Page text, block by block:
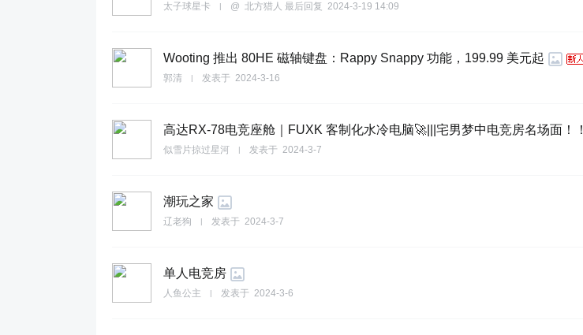
太子球星卡 @ 北方猎人 最后回复 2024-3-19 14:09
Wooting 推出 80HE 磁轴键盘：Rappy Snappy 功能，199.99 美元起
郭清 发表于 2024-3-16
高达RX-78电竞座舱｜FUXK 客制化水冷电脑🚀|||宅男梦中电竞房名场面！！
似雪片掠过星河 发表于 2024-3-7
潮玩之家
辽老狗 发表于 2024-3-7
单人电竞房
人鱼公主 发表于 2024-3-6